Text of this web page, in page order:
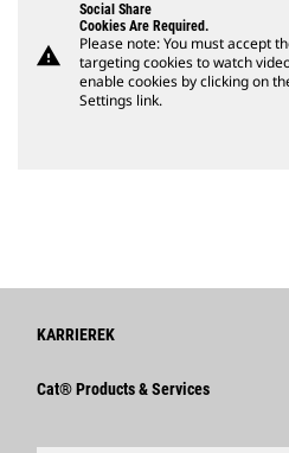
warning
Social Share
Cookies Are Required.
Please note: You must accept
targeting cookies to watch
enable cookies by clicking on
Settings link.
KARRIEREK
Miért Érdemes A Caterpillart
Cat® Products & Services